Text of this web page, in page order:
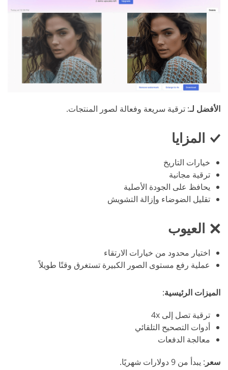
الأفضل لـ: ترقية سريعة وفعالة لصور المنتجات.
المزايا
خيارات التاريخ
ترقية مجانية
يحافظ على الجودة الأصلية
تقليل الضوضاء وإزالة التشويش
العيوب
اختيار محدود من خيارات الارتقاء
عملية رفع مستوى الصور الكبيرة تستغرق وقتًا طويلاً
الميزات الرئيسية:
ترقية تصل إلى 4x
أدوات التصحيح التلقائي
معالجة الدفعات
سعر : يبدأ من 9 دولارات شهريًا.